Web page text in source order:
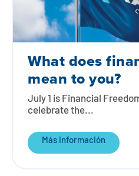
What does
mean to you?
July 1 is Financial
celebrate the...
Más información